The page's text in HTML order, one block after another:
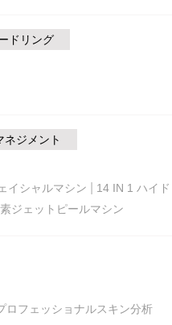
ドリング
ジメント
イシャルマシン
14 IN 1 ハイド
ジェットピールマシン
ロフェッショナルスキン分析